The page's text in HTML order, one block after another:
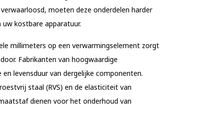
moeten deze onderdelen harder
kostbare apparatuur.
millimeters op een verwarmingselement zorgt
Fabrikanten van hoogwaardige
levensduur van dergelijke componenten.
staal (RVS) en de elasticiteit van
dienen voor het onderhoud van